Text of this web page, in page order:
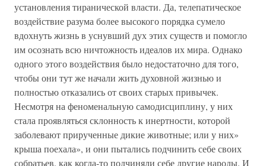
установления тиранической власти. Да, телепатическое
воздействие разума более высокого порядка сумело
вдохнуть жизнь в уснувший дух этих существ и помогло
им осознать всю ничтожность идеалов их мира. Однако
одного этого воздействия было недостаточно для того,
чтобы они тут же начали жить духовной жизнью и
полностью отказались от своих старых привычек.
Несмотря на феноменальную самодисциплину, у них
стала проявляться склонность к инертности, которой
заболевают прирученные дикие животные; или у них»
крыша поехала», и они пытались подчинить себе своих
собратьев, как когда-то подчиняли себе другие народы. И